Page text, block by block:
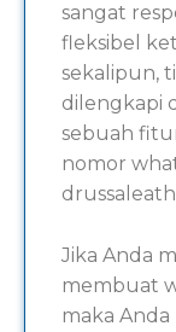
sangat
fleksibel
sekalipun,
dilengkapi
sebuah
nomor
Jika Anda
membuat
maka